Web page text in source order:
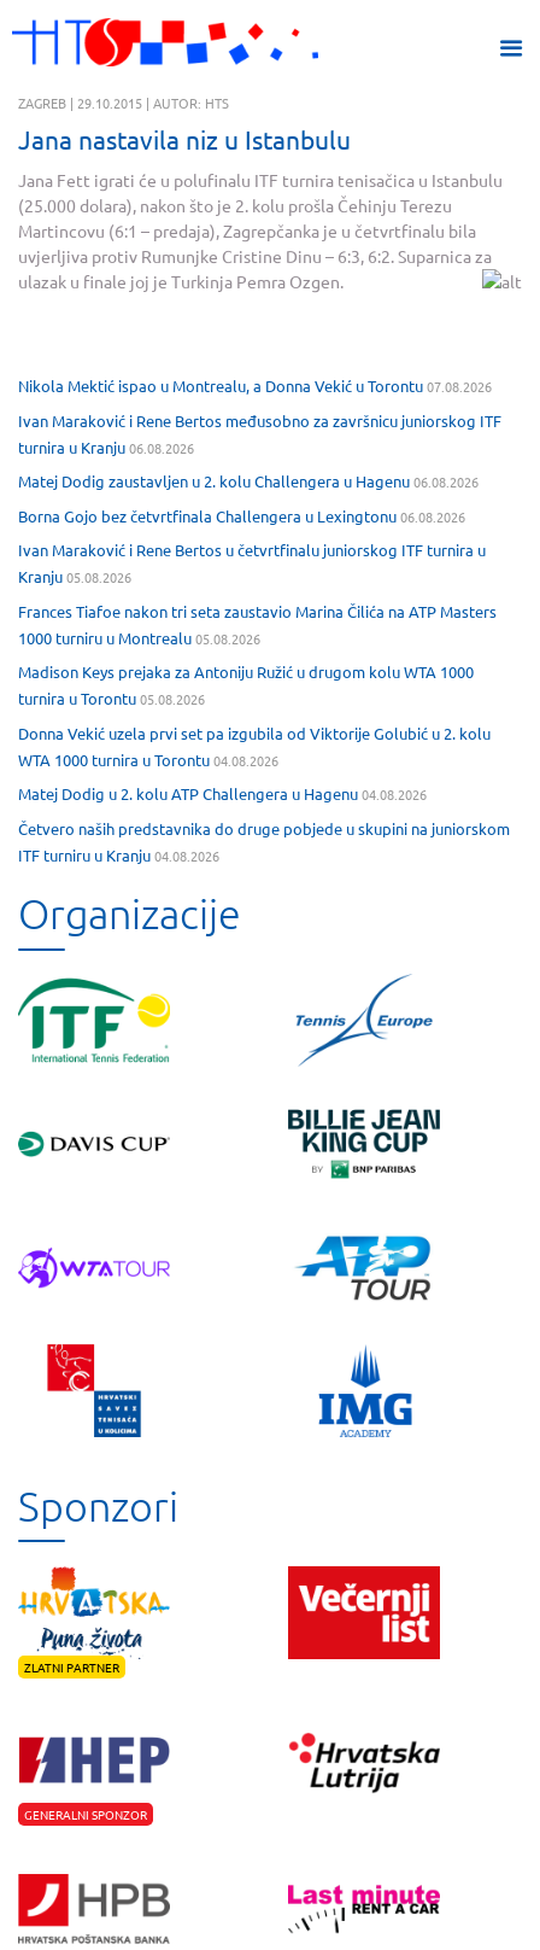
ZAGREB | 29.10.2015 | AUTOR: HTS
Jana nastavila niz u Istanbulu
Jana Fett igrati će u polufinalu ITF turnira tenisačica u Istanbulu
(25.000 dolara), nakon što je 2. kolu prošla Čehinju Terezu
Martincovu (6:1 – predaja), Zagrepčanka je u četvrtfinalu bila
uvjerljiva protiv Rumunjke Cristine Dinu – 6:3, 6:2. Suparnica za
ulazak u finale joj je Turkinja Pemra Ozgen.
Nikola Mektić ispao u Montrealu, a Donna Vekić u Torontu07.08.2026
Ivan Maraković i Rene Bertos međusobno za završnicu juniorskog ITF
turnira u Kranju06.08.2026
Matej Dodig zaustavljen u 2. kolu Challengera u Hagenu06.08.2026
Borna Gojo bez četvrtfinala Challengera u Lexingtonu06.08.2026
Ivan Maraković i Rene Bertos u četvrtfinalu juniorskog ITF turnira u
Kranju05.08.2026
Frances Tiafoe nakon tri seta zaustavio Marina Čilića na ATP Masters
1000 turniru u Montrealu05.08.2026
Madison Keys prejaka za Antoniju Ružić u drugom kolu WTA 1000
turnira u Torontu05.08.2026
Donna Vekić uzela prvi set pa izgubila od Viktorije Golubić u 2. kolu
WTA 1000 turnira u Torontu04.08.2026
Matej Dodig u 2. kolu ATP Challengera u Hagenu04.08.2026
Četvero naših predstavnika do druge pobjede u skupini na juniorskom
ITF turniru u Kranju04.08.2026
Organizacije
Sponzori
ZLATNI PARTNER
GENERALNI SPONZOR